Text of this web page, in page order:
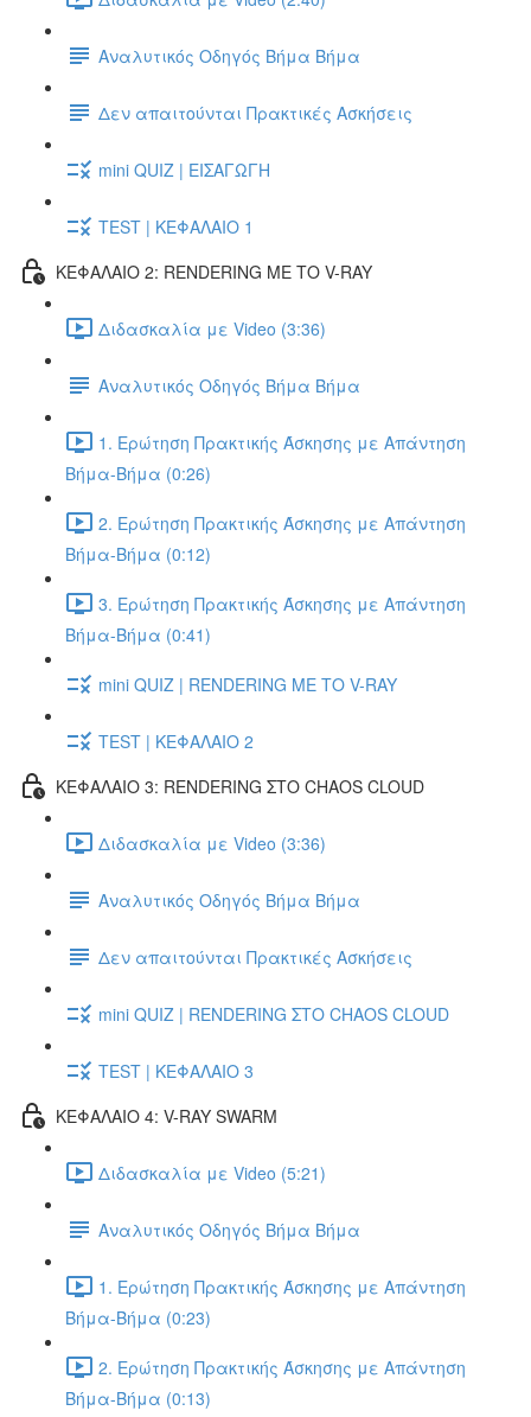
Αναλυτικός Οδηγός Βήμα Βήμα
Δεν απαιτούνται Πρακτικές Ασκήσεις
mini QUIZ | ΕΙΣΑΓΩΓΗ
TEST | ΚΕΦΑΛΑΙΟ 1
ΚΕΦΑΛΑΙΟ 2: RENDERING ΜΕ ΤΟ V-RAY
Διδασκαλία με Video (3:36)
Αναλυτικός Οδηγός Βήμα Βήμα
1. Ερώτηση Πρακτικής Άσκησης με Απάντηση
Βήμα-Βήμα (0:26)
2. Ερώτηση Πρακτικής Άσκησης με Απάντηση
Βήμα-Βήμα (0:12)
3. Ερώτηση Πρακτικής Άσκησης με Απάντηση
Βήμα-Βήμα (0:41)
mini QUIZ | RENDERING ΜΕ ΤΟ V-RAY
TEST | ΚΕΦΑΛΑΙΟ 2
ΚΕΦΑΛΑΙΟ 3: RENDERING ΣΤΟ CHAOS CLOUD
Διδασκαλία με Video (3:36)
Αναλυτικός Οδηγός Βήμα Βήμα
Δεν απαιτούνται Πρακτικές Ασκήσεις
mini QUIZ | RENDERING ΣΤΟ CHAOS CLOUD
TEST | ΚΕΦΑΛΑΙΟ 3
ΚΕΦΑΛΑΙΟ 4: V-RAY SWARM
Διδασκαλία με Video (5:21)
Αναλυτικός Οδηγός Βήμα Βήμα
1. Ερώτηση Πρακτικής Άσκησης με Απάντηση
Βήμα-Βήμα (0:23)
2. Ερώτηση Πρακτικής Άσκησης με Απάντηση
Βήμα-Βήμα (0:13)